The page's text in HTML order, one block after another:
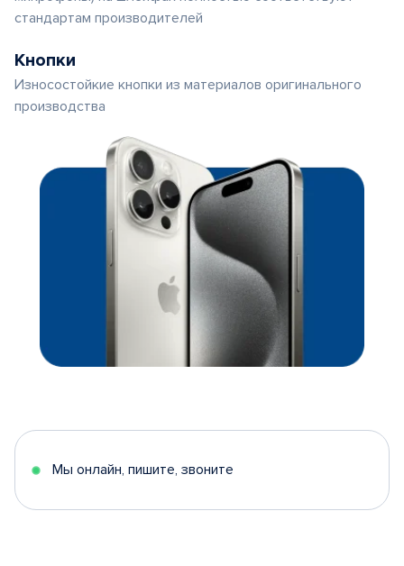
стандартам производителей
Кнопки
Износостойкие кнопки из материалов оригинального
производства
Мы онлайн, пишите, звоните